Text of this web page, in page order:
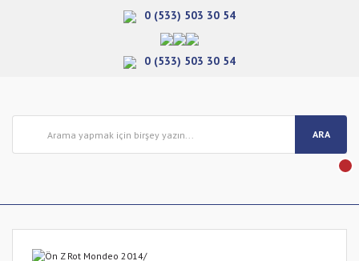
0 (533) 503 30 54
0 (533) 503 30 54
ARA